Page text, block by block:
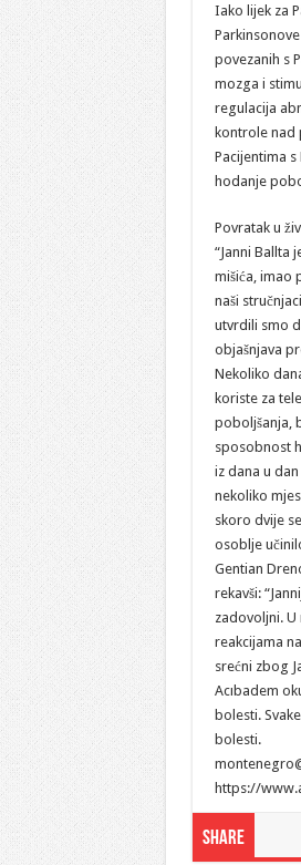
Iako lijek za
povezanih s
mozga i
regulacija
kontrole nad
Pacijentima
hodanje
Povratak u
“Janni Ballta
mišića, imao
naši
utvrdili smo
objašnjava
Nekoliko
koriste za
poboljšanja,
sposobnost
iz dana u
nekoliko
skoro dvije
osoblje
Gentian
rekavši:
zadovoljni. U
reakcijama
srećni zbog
Acıbadem
bolesti.
bolesti.
https://
Share